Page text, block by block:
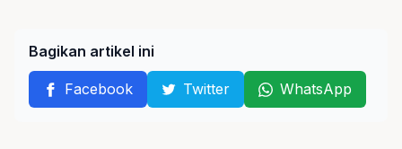
Bagikan artikel ini
Facebook Twitter WhatsApp